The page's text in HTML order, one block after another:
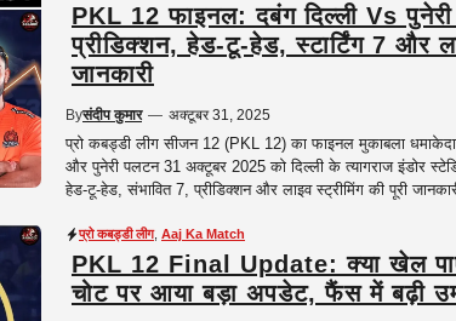
PKL 12 फाइनल: दबंग दिल्ली Vs
प्रीडिक्शन, हेड-टू-हेड, स्टार्टिंग 7 और
जानकारी
Byसंदीप कुमार — अक्टूबर 31, 2025
प्रो कबड्डी लीग सीजन 12 (PKL 12) का फाइनल मुकाबला
और पुनेरी पलटन 31 अक्टूबर 2025 को दिल्ली के त्यागराज इंडोर
हेड-टू-हेड, संभावित 7, प्रीडिक्शन और लाइव स्ट्रीमिंग की पूरी
प्रो कबड्डी लीग, Aaj Ka Match
PKL 12 Final Update: क्या खेल
चोट पर आया बड़ा अपडेट, फैंस में बढ़ी